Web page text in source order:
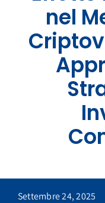
nel
Settembre 24, 2025